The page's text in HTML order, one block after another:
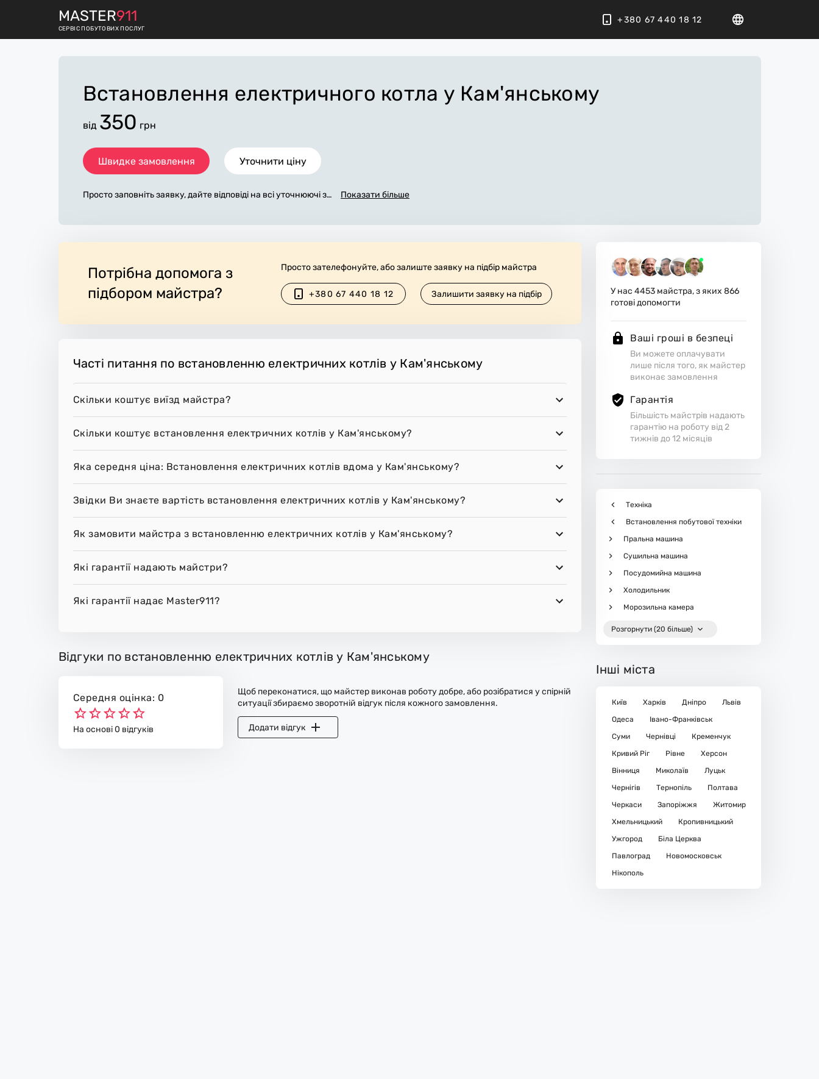
MASTER911
СЕРВІС ПОБУТОВИХ ПОСЛУГ
+380 67 440 18 12
Встановлення електричного котла у Кам'янському
від 350 грн
Швидке замовлення Уточнити ціну
Просто заповніть заявку, дайте відповіді на всі уточнюючі за
м'янському, яка в основному не зміниться після завершенн
рібні матеріали. Виконавці стежать за чистотою та прибира
ють робоче місце.
Показати більше
У нас4453 майстра, з яких866
готові допомогти
Ваші гроші в безпеці
Ви можете оплачувати
лише після того, як майстер
виконає замовлення
Гарантія
Більшість майстрів надають
гарантію на роботу від 2
тижнів до 12 місяців
Техніка
Встановлення побутової техніки
Пральна машина
Сушильна машина
Посудомийна машина
Холодильник
Морозильна камера
Розгорнути (20 більше)
Інші міста
Київ Харків Дніпро
Львів
Одеса
Івано-Франківськ
Суми
Чернівці
Кременчук
Кривий Ріг
Рівне
Херсон
Вінниця
Миколаїв
Луцьк
Чернігів
Тернопіль
Полтава
Черкаси
Запоріжжя
Житомир
Хмельницький
Кропивницький
Ужгород
Біла Церква
Павлоград
Новомосковськ
Нікополь
Потрібна допомога з
підбором майстра?
Просто зателефонуйте, або залиште заявку на підбір майстра
+380 67 440 18 12 Залишити заявку на підбір
Часті питання по встановленню електричних котлів у Кам'янському
Скільки коштує виїзд майстра?
Скільки коштує встановлення електричних котлів у Кам'янському?
Яка середня ціна: Встановлення електричних котлів вдома у Кам'янському?
Звідки Ви знаєте вартість встановлення електричних котлів у Кам'янському?
Як замовити майстра з встановленню електричних котлів у Кам'янському?
Які гарантії надають майстри?
Які гарантії надає Master911?
Відгуки по встановленню електричних котлів у Кам'янському
Середня оцінка: 0
На основі 0 відгуків
Щоб переконатися, що майстер виконав роботу добре, або розібратися у спірній
ситуації збираємо зворотній відгук після кожного замовлення.
Додати відгук